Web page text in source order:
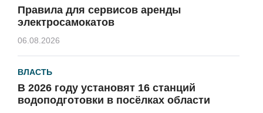
Правила для сервисов аренды
электросамокатов
06.08.2026
ВЛАСТЬ
В 2026 году установят 16 станций
водоподготовки в посёлках области